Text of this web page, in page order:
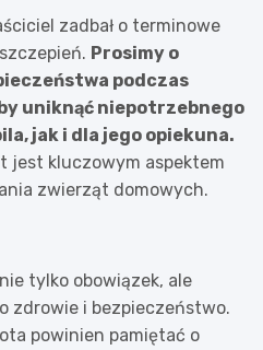
zadbał o terminowe
Prosimy o
podczas
uniknąć niepotrzebnego
jak i dla jego opiekuna.
jest kluczowym aspektem
zwierząt domowych.
tylko obowiązek, ale
zdrowie i bezpieczeństwo.
powinien pamiętać o